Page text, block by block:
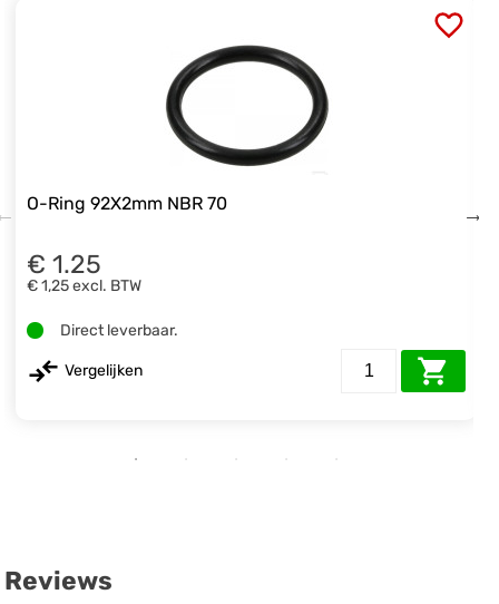
O-Ring 92X2mm NBR 70
€ 1.25
€ 1,25excl. BTW
Direct leverbaar.
Vergelijken
Reviews